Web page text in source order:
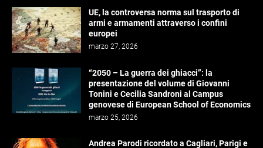
UE, la controversa norma sul trasporto di
armi e armamenti attraverso i confini
europei
marzo 27, 2026
“2050 – La guerra dei ghiacci”: la
presentazione del volume di Giovanni
Tonini e Cecilia Sandroni al Campus
genovese di European School of Economics
marzo 25, 2026
Andrea Parodi ricordato a Cagliari, Parigi e